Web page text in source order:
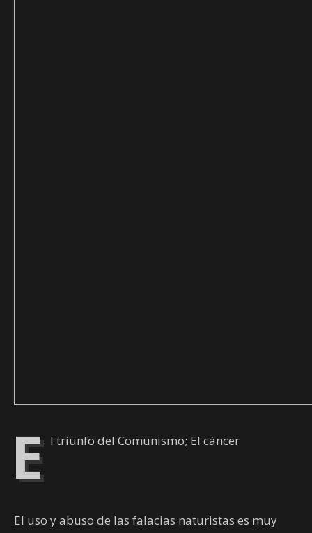
E l triunfo del Comunismo; El cáncer
El uso y abuso de las falacias naturistas es muy